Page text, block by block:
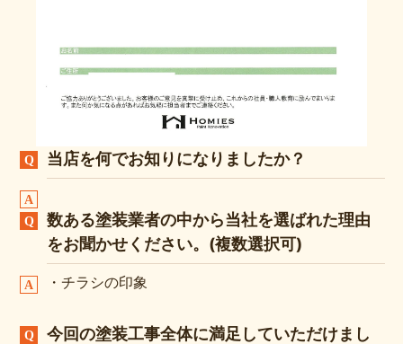
当店を何でお知りになりましたか？
数ある塗装業者の中から当社を選ばれた理由
をお聞かせください。(複数選択可)
・チラシの印象
今回の塗装工事全体に満足していただけまし